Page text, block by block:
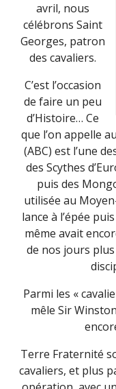
avril, nous
célébrons Saint
Georges, patron
des cavaliers.
C’est l’occasion
de faire un peu
d’Histoire… Ce
que l’on appelle
(ABC) est l’une
des Scythes
puis des
utilisée au
lance à l’épée
même avait
de nos jours plus
Parmi les «
mêle Sir
Terre Fraternité
cavaliers, et plus